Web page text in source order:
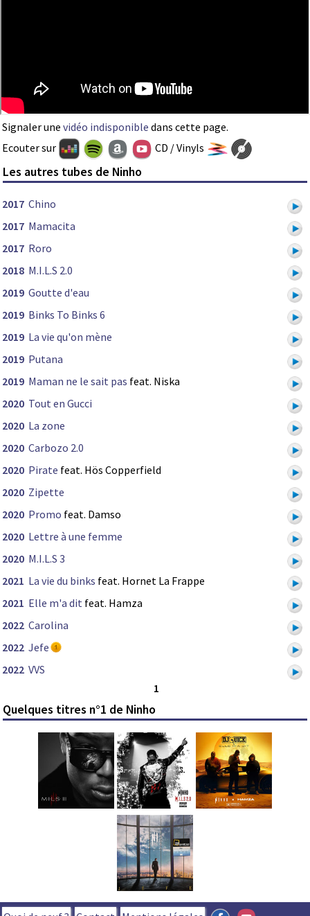
Signaler une vidéo indisponible dans cette page.
Ecouter sur
CD / Vinyls
Les autres tubes de Ninho
2017 Chino
2017 Mamacita
2017 Roro
2018 M.I.L.S 2.0
2019 Goutte d'eau
2019 Binks To Binks 6
2019 La vie qu'on mène
2019 Putana
2019 Maman ne le sait pas feat. Niska
2020 Tout en Gucci
2020 La zone
2020 Carbozo 2.0
2020 Pirate feat. Hös Copperfield
2020 Zipette
2020 Promo feat. Damso
2020 Lettre à une femme
2020 M.I.L.S 3
2021 La vie du binks feat. Hornet La Frappe
2021 Elle m'a dit feat. Hamza
2022 Carolina
2022 Jefe
2022 VVS
1
Quelques titres n°1 de Ninho